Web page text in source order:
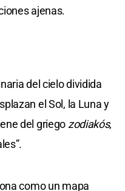
ajenas.
del cielo dividida
el Sol, la Luna y
del griego zodiakós,
como un mapa